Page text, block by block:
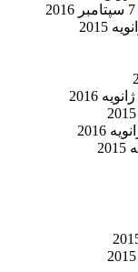
7 سپتامبر 2016